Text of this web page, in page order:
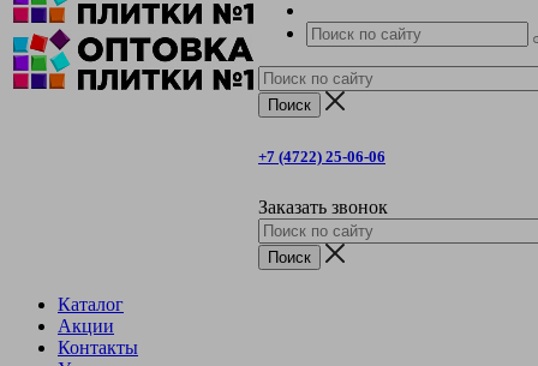
+7 (4722) 25-06-06
Заказать звонок
Каталог
Акции
Контакты